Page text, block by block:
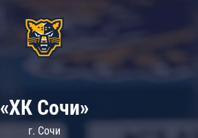
«ХК Сочи»
г. Сочи